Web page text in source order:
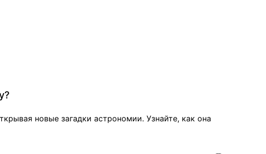
новые загадки астрономии. Узнайте, как она